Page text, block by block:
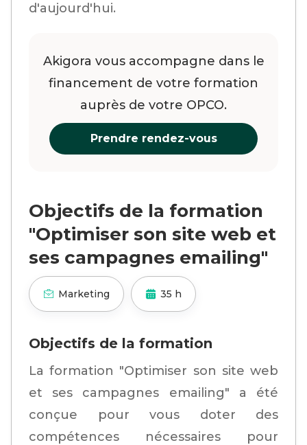
d'aujourd'hui.
Akigora vous accompagne dans le
financement de votre formation
auprès de votre OPCO.
Prendre rendez-vous
Objectifs de la formation
"Optimiser son site web et
ses campagnes emailing"
Marketing 35 h
Objectifs de la formation
La formation "Optimiser son site web
et ses campagnes emailing" a été
conçue pour vous doter des
compétences nécessaires pour